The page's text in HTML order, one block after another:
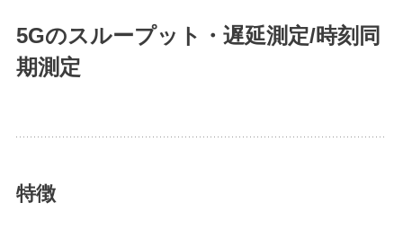
5Gのスループット・遅延測定/時刻同
期測定
特徴